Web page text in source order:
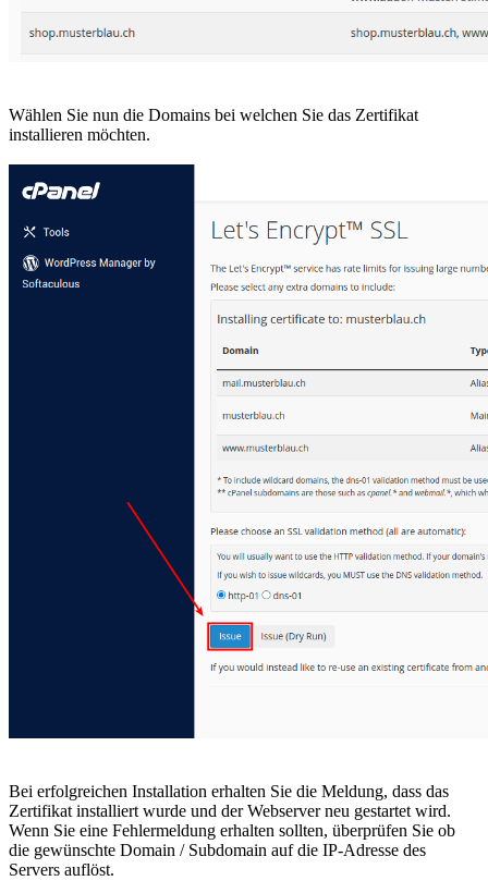
Wählen Sie nun die Domains bei welchen Sie das Zertifikat
installieren möchten.
Bei erfolgreichen Installation erhalten Sie die Meldung, dass das
Zertifikat installiert wurde und der Webserver neu gestartet wird.
Wenn Sie eine Fehlermeldung erhalten sollten, überprüfen Sie ob
die gewünschte Domain / Subdomain auf die IP-Adresse des
Servers auflöst.